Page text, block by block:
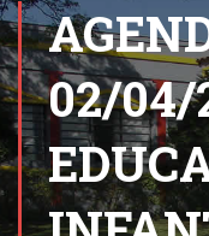
02/04/